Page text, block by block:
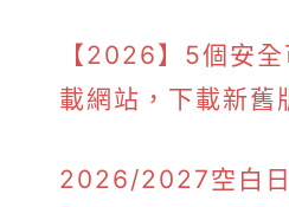
【2026】5個安
載網站，下載新舊
2026/2027空白